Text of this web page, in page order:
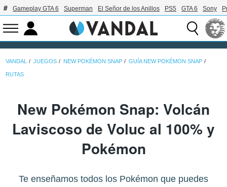
Gameplay GTA 6 Superman El Señor de los Anillos PS5 GTA 6 Sony
VANDAL JUEGOS NEW POKÉMON SNAP GUÍA NEW POKÉMON SNAP
RUTAS
New Pokémon Snap: Volcán
Laviscoso de Voluc al 100% y
Pokémon
Te enseñamos todos los Pokémon que puedes